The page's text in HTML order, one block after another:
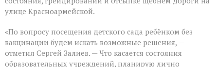
улице Красноармейской.
«По вопросу посещения детского сада ребёнком без
вакцинации будем искать возможные решения, —
отметил Сергей Залиев. — Что касается состояния
образовательных учреждений, планирую лично